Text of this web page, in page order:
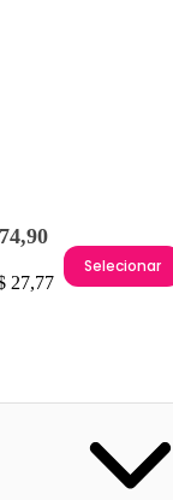
27,77
Selecionar